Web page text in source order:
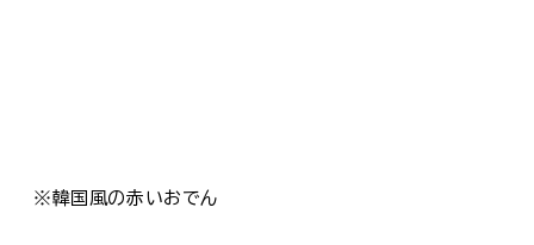
※韓国風の赤いおでん